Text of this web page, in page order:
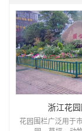
浙江花
花园围栏广泛用于